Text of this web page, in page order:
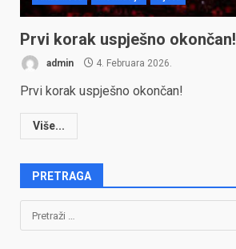
Prvi korak uspješno okončan!
admin 4. Februara 2026.
Prvi korak uspješno okončan!
Više...
PRETRAGA
Pretraga: